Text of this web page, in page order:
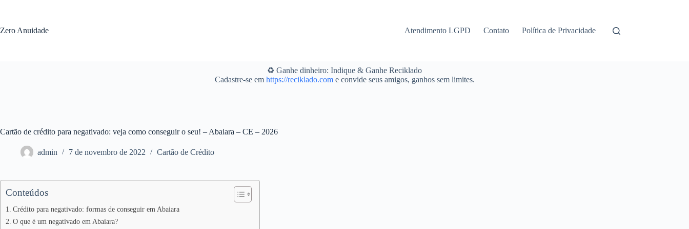
conteúdo
Zero Anuidade Atendimento LGPD Contato Política de Privacidade
♻️ Ganhe dinheiro: Indique & Ganhe Reciklado
Cadastre-se em https://reciklado.come convide seus amigos, ganhos sem limites.
Cartão de crédito para negativado: veja como conseguir o seu! – Abaiara – CE – 2026
admin 7 de novembro de 2022 Cartão de Crédito
Conteúdos
Crédito para negativado: formas de conseguir em Abaiara
O que é um negativado em Abaiara?